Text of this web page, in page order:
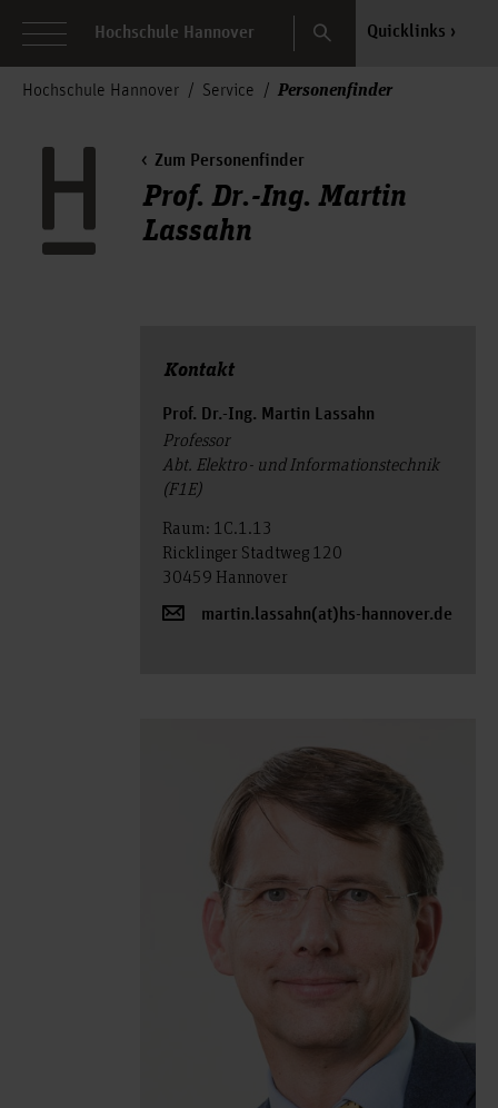
Hochschule Hannover Search Quicklinks
Hochschule Hannover Service Personenfinder
Zum Personenfinder
Prof. Dr.-Ing. Martin
Lassahn
Kontakt
Prof. Dr.-Ing. Martin Lassahn
Professor
Abt. Elektro- und Informationstechnik
(F1E)
Raum: 1C.1.13
Ricklinger Stadtweg 120
30459 Hannover
martin.lassahn(at)hs-hannover.de